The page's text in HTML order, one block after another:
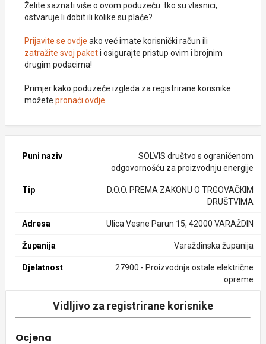
Želite saznati više o ovom poduzeću: tko su vlasnici,
ostvaruje li dobit ili kolike su plaće?
Prijavite se ovdje ako već imate korisnički račun ili
zatražite svoj paketi osigurajte pristup ovim i brojnim
drugim podacima!
Primjer kako poduzeće izgleda za registrirane korisnike
možete pronaći ovdje
Puni naziv
SOLVIS društvo s ograničenom
odgovornošću za proizvodnju energije
Tip
D.O.O. PREMA ZAKONU O TRGOVAČKIM
DRUŠTVIMA
Adresa Ulica Vesne Parun 15, 42000 VARAŽDIN
Županija Varaždinska županija
Djelatnost
27900 - Proizvodnja ostale električne
opreme
Vidljivo za registrirane korisnike
Ocjena